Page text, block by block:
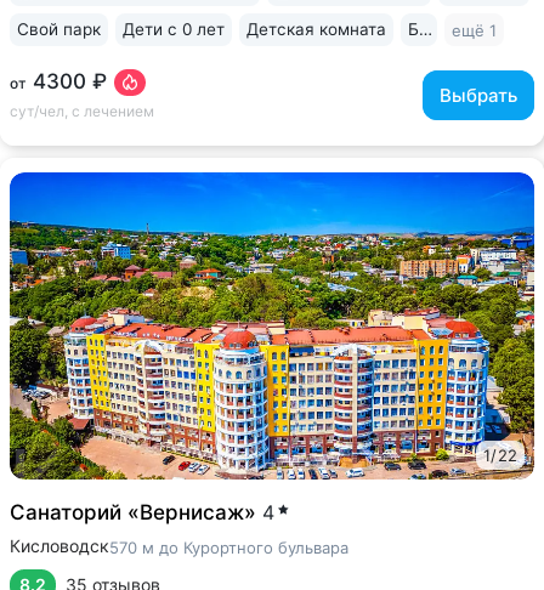
от 4300 ₽
сут/чел, с лечением
Выбрать
Свой парк Дети с 0 лет Детская комната Бильярд ещё 1
1/22
Санаторий «Вернисаж» 4
Кисловодск570 м до Курортного бульвара
8.2 35 отзывов